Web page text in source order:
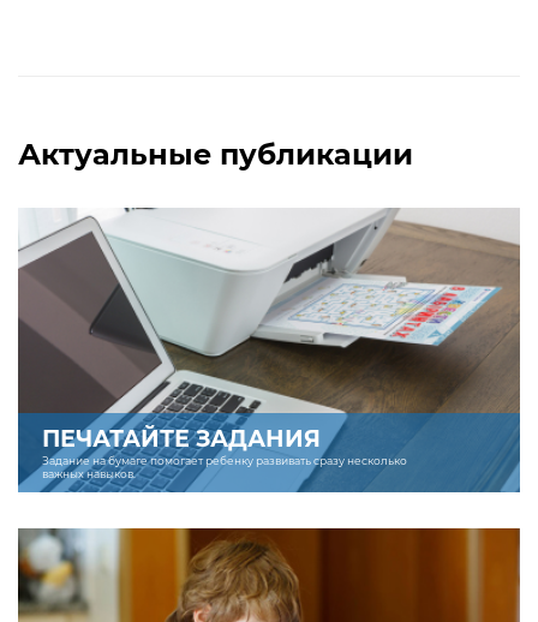
Актуальные публикации
ПЕЧАТАЙТЕ ЗАДАНИЯ
Задание на бумаге помогает ребенку развивать сразу несколько
важных навыков.